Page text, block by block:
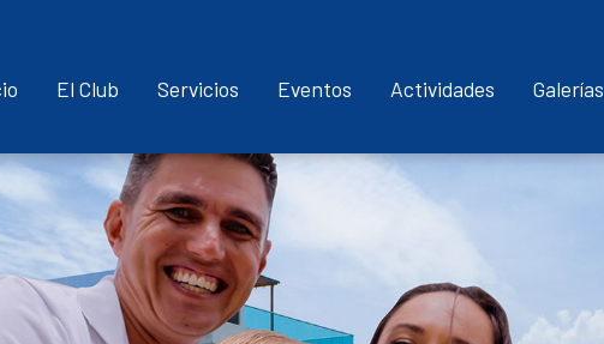
contenido
El Club Servicios Eventos Actividades Galerías